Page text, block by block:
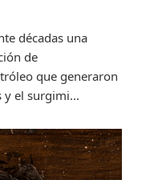
décadas una
de
que generaron
y el surgimi...